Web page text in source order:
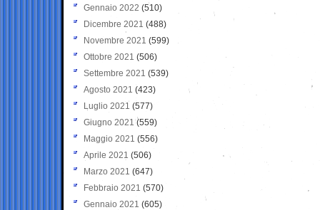
Gennaio 2022 (510)
Dicembre 2021 (488)
Novembre 2021 (599)
Ottobre 2021 (506)
Settembre 2021 (539)
Agosto 2021 (423)
Luglio 2021 (577)
Giugno 2021(559)
Maggio 2021 (556)
Aprile 2021 (506)
Marzo 2021 (647)
Febbraio 2021 (570)
Gennaio 2021 (605)